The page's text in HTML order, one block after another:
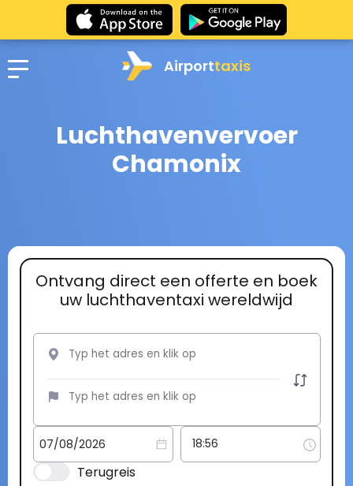
Airporttaxis
Luchthavenvervoer
Chamonix
Ontvang direct een offerte en boek
uw luchthaventaxi wereldwijd
Terugreis